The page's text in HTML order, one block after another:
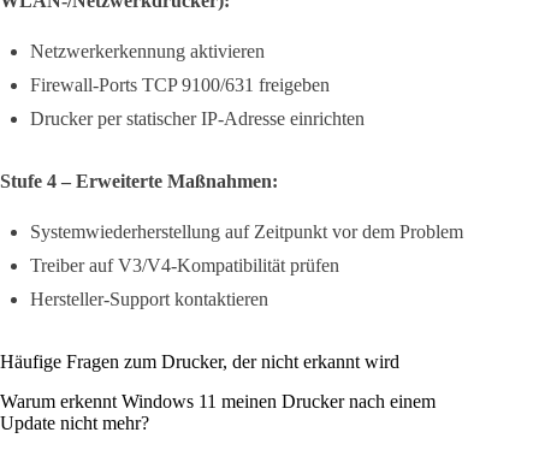
Netzwerkerkennung aktivieren
Firewall-Ports TCP 9100/631 freigeben
Drucker per statischer IP-Adresse einrichten
Stufe 4 – Erweiterte Maßnahmen:
Systemwiederherstellung auf Zeitpunkt vor dem Problem
Treiber auf V3/V4-Kompatibilität prüfen
Hersteller-Support kontaktieren
Häufige Fragen zum Drucker, der nicht erkannt wird
Warum erkennt Windows 11 meinen Drucker nach einem
Update nicht mehr?